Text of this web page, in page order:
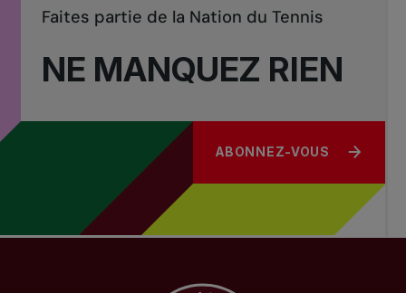
NE MANQUEZ RIEN
Faites partie de la Nation du Tennis
ABONNEZ-VOUS